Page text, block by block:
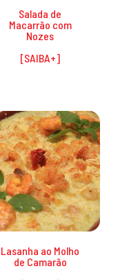
Salada de
Macarrão com
Nozes
Lasanha ao Molho
de Camarão